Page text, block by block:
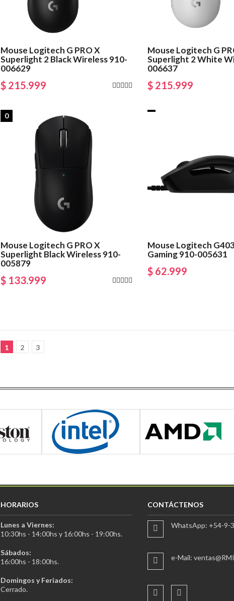
Mouse Logitech G PRO X
Superlight 2 Black Wireless 910-
006629
$ 215.999
Mouse Logitech G
Superlight 2 White
006637
$ 215.999
0
Mouse Logitech G PRO X
Superlight Black Wireless 910-
005879
$ 133.999
Mouse Logitech
Gaming 910-005631
$ 62.999
1 2 3
HORARIOS
Lunes a Viernes:
10:30hs - 14:00hs y 16:00hs - 19:00hs.
Sábados:
16:00hs - 18:00hs.
Domingos y Feriados:
Cerrado.
CONTÁCTENOS
WhatsApp: +54-9-
e-Mail: